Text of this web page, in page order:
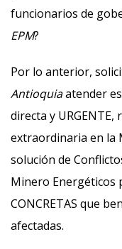
funcionarios de
EPM?
Por lo anterior,
Antioquiaatender
directa y
extraordinaria en la
solución de
Minero Energéticos
CONCRETAS que
afectadas.